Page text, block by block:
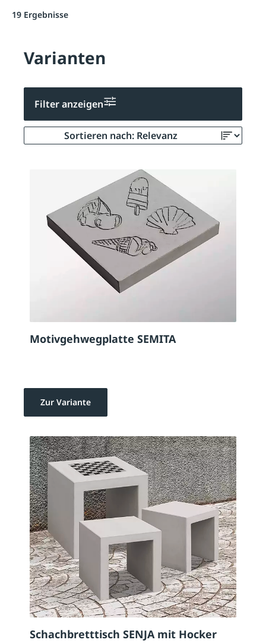
19 Ergebnisse
Varianten
Filter anzeigen
Motivgehwegplatte SEMITA
Zur Variante
Schachbretttisch SENJA mit Hocker